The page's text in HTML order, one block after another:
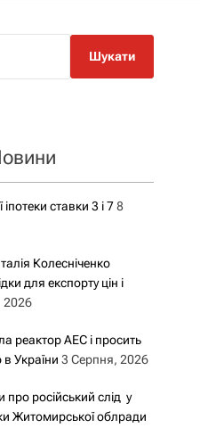
р
о
у
ставки 3 і 7 8
Колесніченко
для експорту цін і
2026
реактор АЕС і просить
в України 3 Серпня, 2026
російський слід у
Житомирської облради